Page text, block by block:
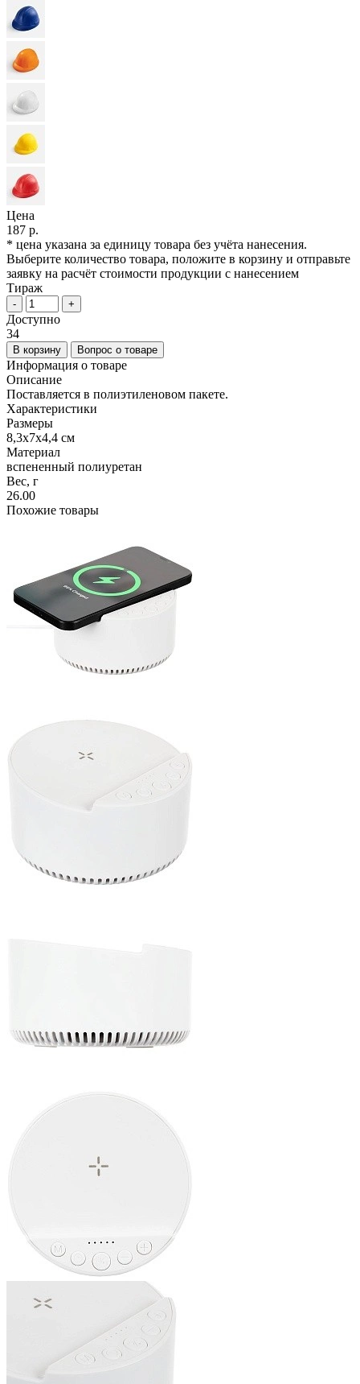
Цена
187 р.
* цена указана за единицу товара без учёта нанесения.
Выберите количество товара, положите в корзину и отправьте
заявку на расчёт стоимости продукции с нанесением
Тираж
- +
Доступно
34
В корзину Вопрос о товаре
Информация о товаре
Описание
Поставляется в полиэтиленовом пакете.
Характеристики
Размеры
8,3х7х4,4 см
Материал
вспененный полиуретан
Вес, г
26.00
Похожие товары